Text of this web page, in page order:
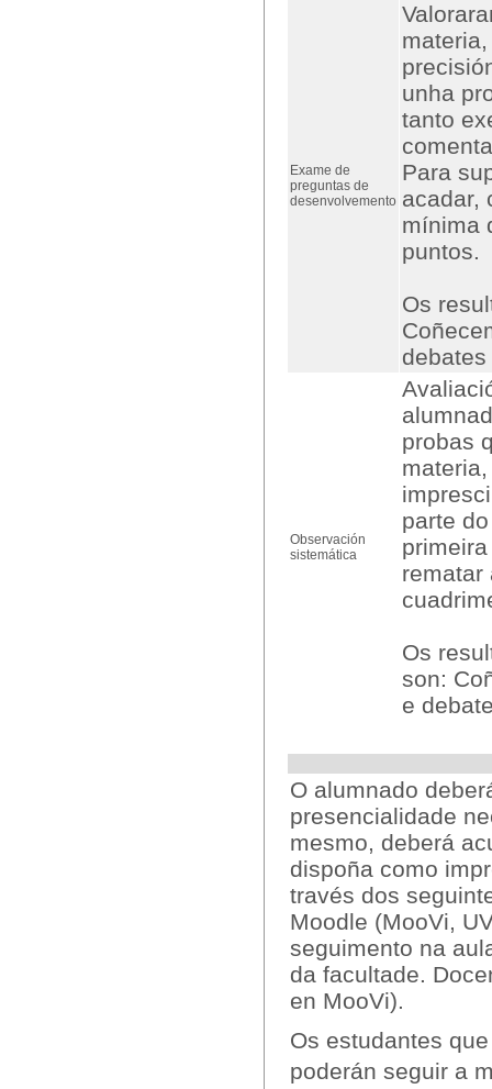
Exame de
preguntas de
desenvolvemento
unha
tanto
Para
acadar,
mínima
puntos.
Os
Observación
sistemática
probas
parte
rematar
Os
son:
e
O alumnado
presencialidade
mesmo, deberá
dispoña como
través dos
Moodle (MooVi,
seguimento na
da facultade.
en MooVi).
Os estudantes
poderán seguir a